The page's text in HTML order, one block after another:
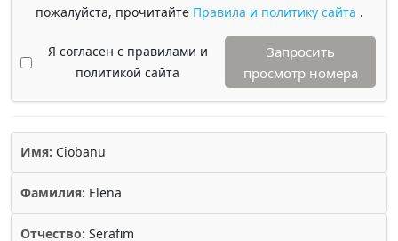
пожалуйста, прочитайте Правила и политику сайта .
Я согласен с правилами и
политикой сайта
Запросить
просмотр номера
Имя: Ciobanu
Фамилия: Elena
Отчество: Serafim